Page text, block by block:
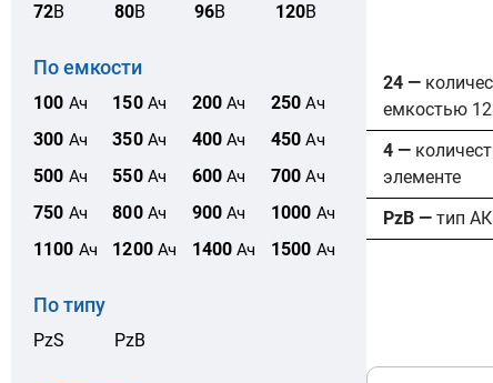
72В 80В 96В 120В
По емкости
100 Ач 150Ач 200Ач 250 Ач
300 Ач 350Ач 400Ач 450 Ач
500 Ач 550Ач 600Ач 700 Ач
750 Ач 800Ач 900Ач 1000 Ач
1100 Ач 1200Ач 1400 Ач 1500 Ач
По типу
PzS PzB
24 —
емкостью
4 —
элементе
PzB — тип